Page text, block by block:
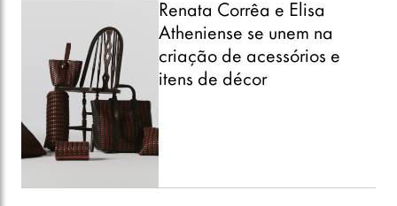
Renata Corrêa e Elisa
Atheniense se unem na
criação de acessórios e
itens de décor